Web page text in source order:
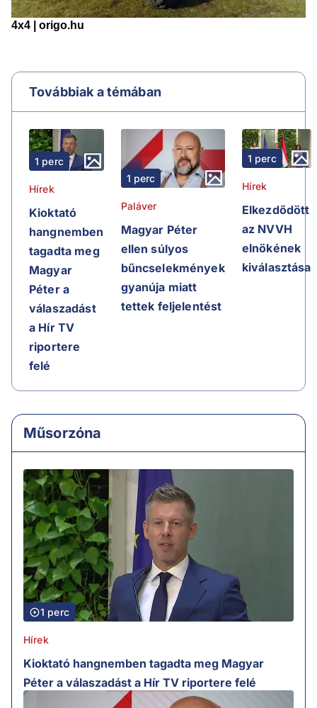
Továbbiak a témában
1 perc
Hírek
Kioktató
hangnemben
tagadta meg
Magyar
Péter a
válaszadást
a Hír TV
riportere
felé
1 perc
Paláver
Magyar Péter
ellen súlyos
bűncselekmények
gyanúja miatt
tettek feljelentést
1 perc
Hírek
Elkezdődött
az NVVH
elnökének
kiválasztása
Műsorzóna
1 perc
Hírek
Kioktató hangnemben tagadta meg Magyar
Péter a válaszadást a Hír TV riportere felé